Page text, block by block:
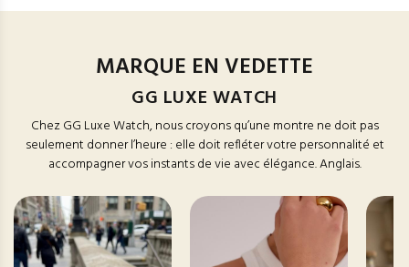
MARQUE EN VEDETTE
GG LUXE WATCH
Chez GG Luxe Watch, nous croyons qu’une montre ne doit pas
seulement donner l’heure : elle doit refléter votre personnalité et
accompagner vos instants de vie avec élégance. Anglais.